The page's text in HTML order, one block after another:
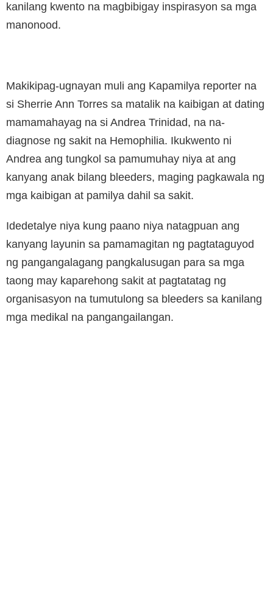
kanilang kwento na magbibigay inspirasyon sa mga
manonood.
Makikipag-ugnayan muli ang Kapamilya reporter na
si Sherrie Ann Torres sa matalik na kaibigan at dating
mamamahayag na si Andrea Trinidad, na na-
diagnose ng sakit na Hemophilia. Ikukwento ni
Andrea ang tungkol sa pamumuhay niya at ang
kanyang anak bilang bleeders, maging pagkawala ng
mga kaibigan at pamilya dahil sa sakit.
Idedetalye niya kung paano niya natagpuan ang
kanyang layunin sa pamamagitan ng pagtataguyod
ng pangangalagang pangkalusugan para sa mga
taong may kaparehong sakit at pagtatatag ng
organisasyon na tumutulong sa bleeders sa kanilang
mga medikal na pangangailangan.